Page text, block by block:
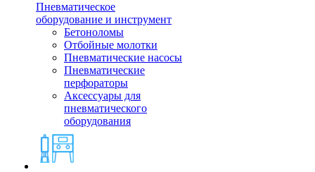
Пневматическое
оборудование и инструмент
Бетоноломы
Отбойные молотки
Пневматические насосы
Пневматические
перфораторы
Аксессуары для
пневматического
оборудования